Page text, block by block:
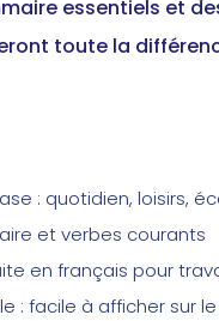
essentiels et
toute la
: quotidien, loisirs,
et verbes courants
en français pour
: facile à afficher sur